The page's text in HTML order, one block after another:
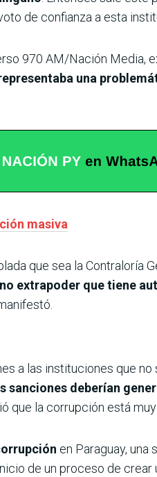
de confianza a esta
970 AM/Nación Media,
una
masiva
que sea la Contraloría
extrapoder que tiene
a las instituciones que
sanciones deberían
que la corrupción está
en Paraguay,
de un proceso de